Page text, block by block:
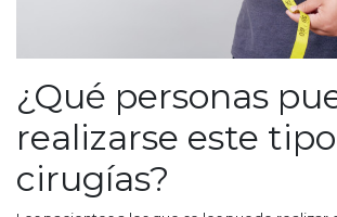
¿Qué personas
realizarse este
cirugías?